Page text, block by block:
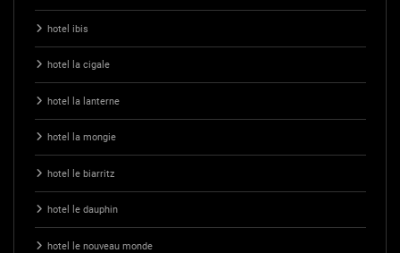
hotel ibis
hotel la cigale
hotel la lanterne
hotel la mongie
hotel le biarritz
hotel le dauphin
hotel le nouveau monde